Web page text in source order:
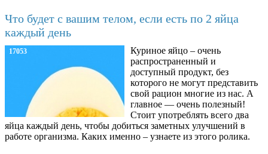
Что будет с вашим телом, если есть по 2 яйца
каждый день
17053
Куриное яйцо – очень
распространенный и
доступный продукт, без
которого не могут представить
свой рацион многие из нас. А
главное — очень полезный!
Стоит употреблять всего два
яйца каждый день, чтобы добиться заметных улучшений в
работе организма. Каких именно – узнаете из этого ролика.